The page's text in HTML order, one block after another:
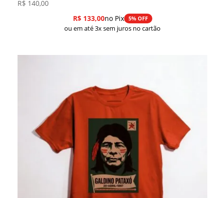
R$ 140,00
R$133,00no Pix 5% OFF
ou em até 3x sem juros no cartão